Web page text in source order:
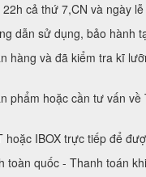
cả thứ 7,CN và ngày lễ
dẫn sử dụng, bảo hành
hàng và đã kiểm tra kĩ
phẩm hoặc cần tư vấn về
hoặc IBOX trực tiếp để
toàn quốc - Thanh toán